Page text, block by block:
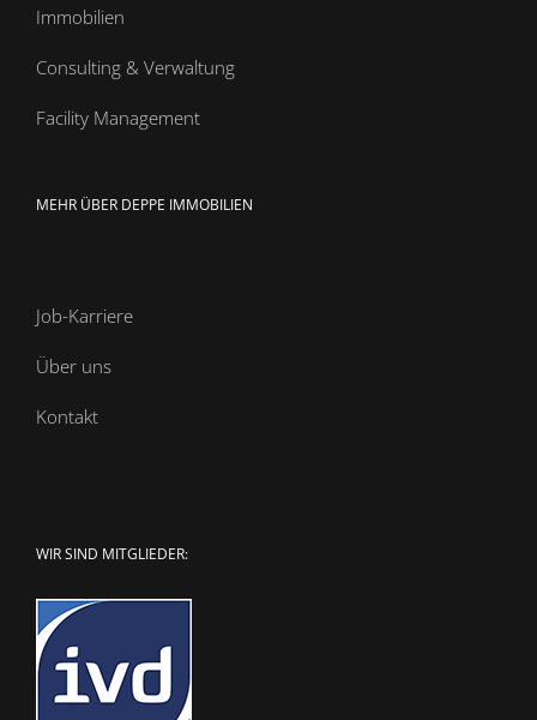
Immobilien
Consulting & Verwaltung
Facility Management
MEHR ÜBER DEPPE IMMOBILIEN
Job-Karriere
Über uns
Kontakt
WIR SIND MITGLIEDER: